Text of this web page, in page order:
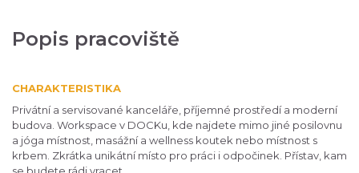
Popis pracoviště
CHARAKTERISTIKA
Privátní a servisované kanceláře, příjemné prostředí a moderní
budova. Workspace v DOCKu, kde najdete mimo jiné posilovnu
a jóga místnost, masážní a wellness koutek nebo místnost s
krbem. Zkrátka unikátní místo pro práci i odpočinek. Přístav, kam